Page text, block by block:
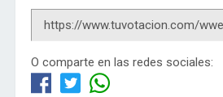
O comparte en las redes sociales: